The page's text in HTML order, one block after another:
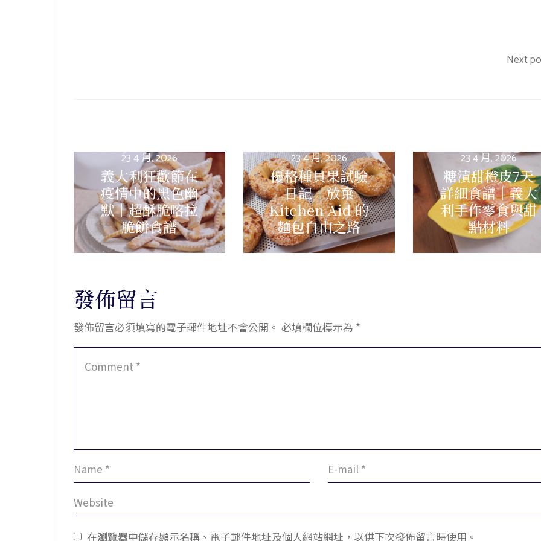
Next
23 4 月, 2026
義大利狂歡節在
疫情中的黑色幽
默｜超酥脆喀拉
脆餅食譜
23 4 月, 2026
優格種貝果試驗
日記｜放棄
Kitchen Aid 的
麵包自由之路
23 4 月, 2026
糖漬甜橙皮7天
詳細食譜｜義大
利手作零食與甜
點材料
發佈留言
發佈留言必須填寫的電子郵件地址不會公開。 必填欄位標示為 *
在瀏覽器中儲存顯示名稱、電子郵件地址及個人網站網址，以供下次發佈留言時使用。